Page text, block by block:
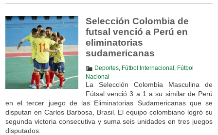
Selección Colombia de
futsal venció a Perú en
eliminatorias
sudamericanas
Deportes, Fútbol Internacional
Fútbol
Nacional
La Selección Colombia Masculina de
Fútsal venció 3 a 1 a su similar de Perú
en el tercer juego de las Eliminatorias Sudamericanas que se
disputan en Carlos Barbosa, Brasil. El equipo colombiano logró su
segunda victoria consecutiva y suma seis unidades en tres juegos
disputados.